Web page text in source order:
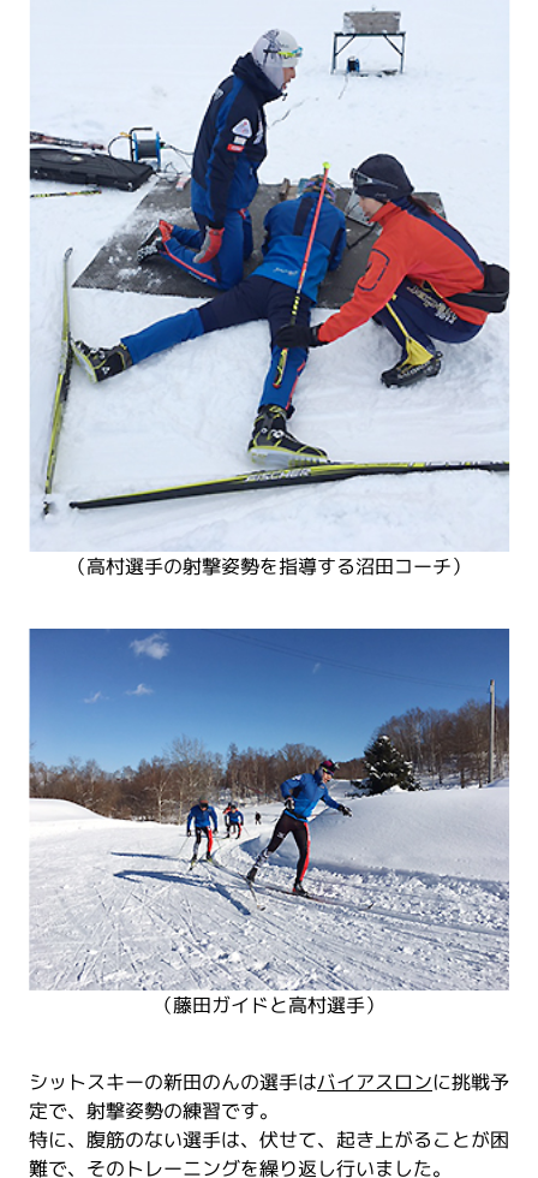
（高村選手の射撃姿勢を指導する沼田コーチ）
（藤田ガイドと高村選手）
シットスキーの新田のんの選手はバイアスロンに挑戦予
定で、射撃姿勢の練習です。
特に、腹筋のない選手は、伏せて、起き上がることが困
難で、そのトレーニングを繰り返し行いました。